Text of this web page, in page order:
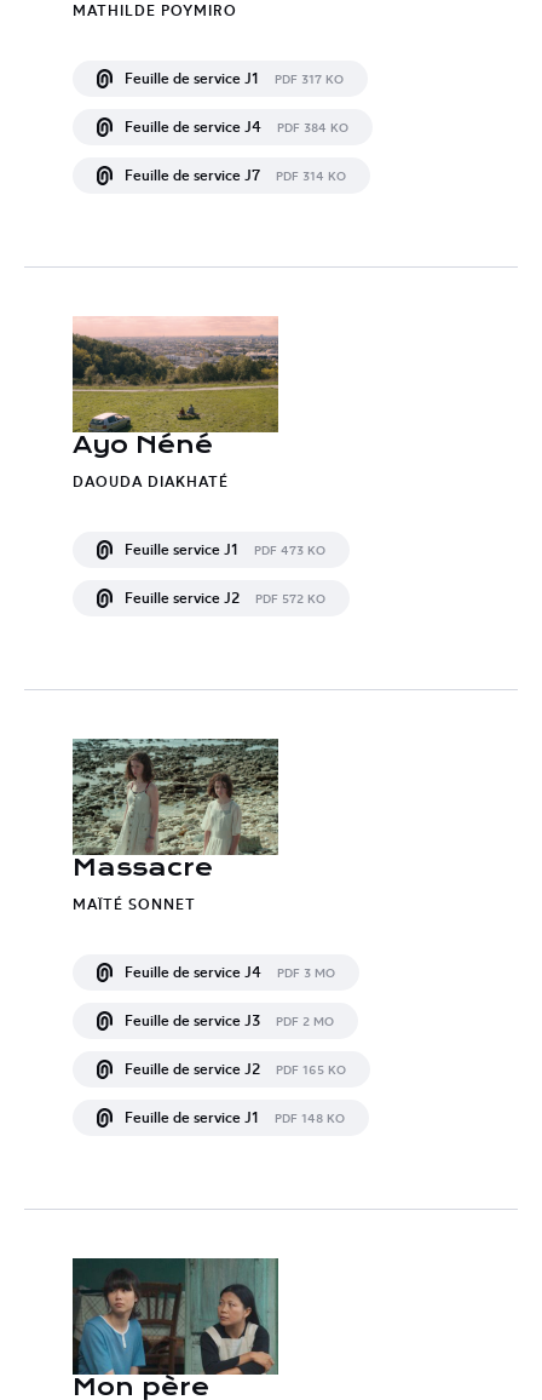
MATHILDE POYMIRO
Feuille de service J1 PDF 317 KO
Feuille de service J4 PDF 384 KO
Feuille de service J7 PDF 314 KO
Ayo Néné
DAOUDA DIAKHATÉ
Feuille service J1 PDF 473 KO
Feuille service J2 PDF 572 KO
Massacre
MAÏTÉ SONNET
Feuille de service J4 PDF 3 MO
Feuille de service J3 PDF 2 MO
Feuille de service J2 PDF 165 KO
Feuille de service J1 PDF 148 KO
Mon père